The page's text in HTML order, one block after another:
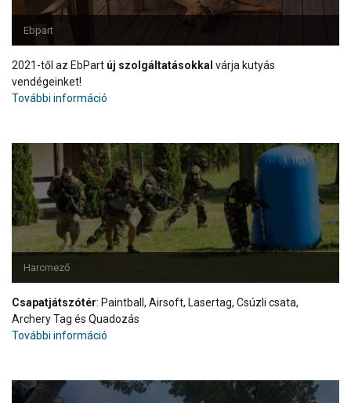
Ebpart
2021-től az EbPart új szolgáltatásokkal várja kutyás
vendégeinket!
További információ
Harcmező
Csapatjátszótér: Paintball, Airsoft, Lasertag, Csúzli csata,
Archery Tag és Quadozás
További információ